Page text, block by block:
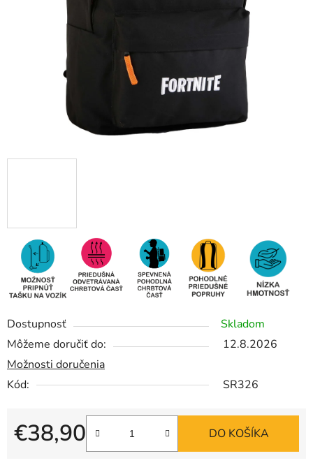
Dostupnosť
Skladom
Môžeme doručiť do:
12.8.2026
Možnosti doručenia
Kód:
SR326
€38,90
Jednotková cena:
DO KOŠÍKA